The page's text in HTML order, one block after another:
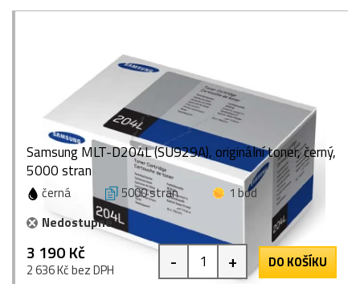
Samsung MLT-D204L (SU929A), originální toner, černý,
5000 stran
černá 5000 stran
1 bod
Nedostupné
3 190 Kč
2 636 Kč bez DPH - + DO KOŠÍKU